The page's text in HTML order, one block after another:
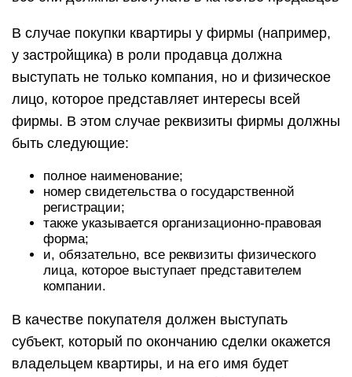
В случае покупки квартиры у фирмы (например,
у застройщика) в роли продавца должна
выступать не только компания, но и физическое
лицо, которое представляет интересы всей
фирмы. В этом случае реквизиты фирмы должны
быть следующие:
полное наименование;
номер свидетельства о государственной
регистрации;
также указывается организационно-правовая
форма;
и, обязательно, все реквизиты физического
лица, которое выступает представителем
компании.
В качестве покупателя должен выступать
субъект, который по окончанию сделки окажется
владельцем квартиры, и на его имя будет